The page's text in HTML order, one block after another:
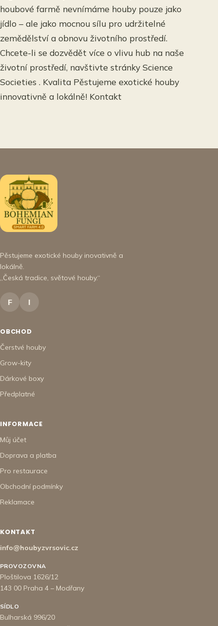
houbové farmě nevnímáme houby pouze jako
jídlo – ale jako mocnou sílu pro udržitelné
zemědělství a obnovu životního prostředí.
Chcete-li se dozvědět více o vlivu hub na naše
životní prostředí, navštivte stránky Science
Societies . Kvalita Pěstujeme exotické houby
innovativně a lokálně! Kontakt
Pěstujeme exotické houby inovativně a
lokálně.
„Česká tradice, světové houby.“
F I
OBCHOD
Čerstvé houby
Grow-kity
Dárkové boxy
Předplatné
INFORMACE
Můj účet
Doprava a platba
Pro restaurace
Obchodní podmínky
Reklamace
KONTAKT
info@houbyzvrsovic.cz
PROVOZOVNA
Ploštilova 1626/12
143 00 Praha 4 – Modřany
SÍDLO
Bulharská 996/20